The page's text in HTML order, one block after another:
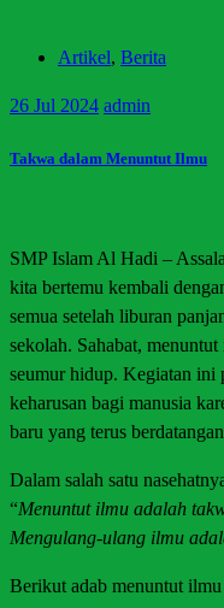
Artikel, Berita
26 Jul 2024 admin
Takwa dalam Menuntut Ilmu
SMP Islam Al Hadi –
kita bertemu kembali
semua setelah liburan
sekolah. Sahabat,
seumur hidup. Kegiatan ini
keharusan bagi manusia
baru yang terus
Dalam salah satu
“Menuntut ilmu adalah
Mengulang-ulang ilmu
Berikut adab menuntut